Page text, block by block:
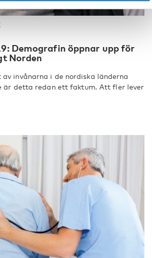
Demografin öppnar upp för
Norden
invånarna i de nordiska länderna
är detta redan ett faktum. Att fler lever